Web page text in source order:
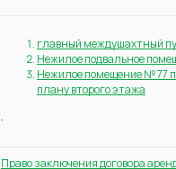
главный междушахтный
Нежилое подвальное
Нежилое помещение № 77
плану второго этажа
Право заключения договора